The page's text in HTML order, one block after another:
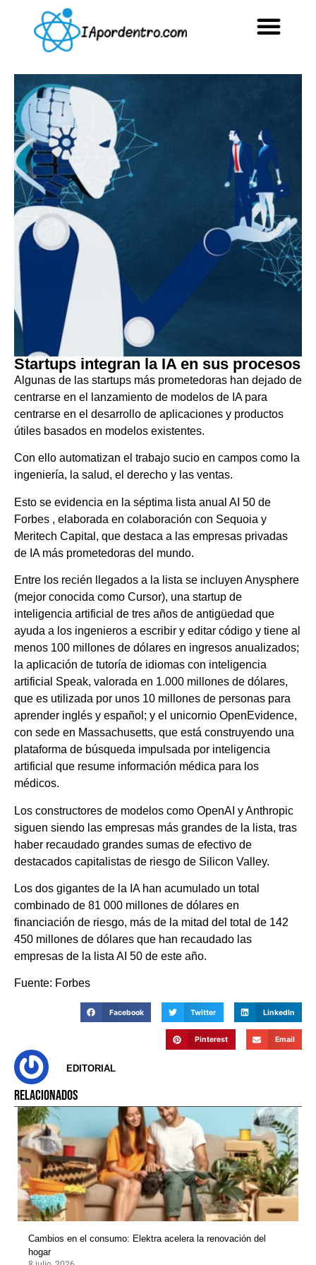
Startups integran la IA en sus procesos
Algunas de las startups más prometedoras han dejado de
centrarse en el lanzamiento de modelos de IA para
centrarse en el desarrollo de aplicaciones y productos
útiles basados ​​en modelos existentes.
Con ello automatizan el trabajo sucio en campos como la
ingeniería, la salud, el derecho y las ventas.
Esto se evidencia en la séptima lista anual AI 50 de
Forbes , elaborada en colaboración con Sequoia y
Meritech Capital, que destaca a las empresas privadas
de IA más prometedoras del mundo.
Entre los recién llegados a la lista se incluyen Anysphere
(mejor conocida como Cursor), una startup de
inteligencia artificial de tres años de antigüedad que
ayuda a los ingenieros a escribir y editar código y tiene al
menos 100 millones de dólares en ingresos anualizados;
la aplicación de tutoría de idiomas con inteligencia
artificial Speak, valorada en 1.000 millones de dólares,
que es utilizada por unos 10 millones de personas para
aprender inglés y español; y el unicornio OpenEvidence,
con sede en Massachusetts, que está construyendo una
plataforma de búsqueda impulsada por inteligencia
artificial que resume información médica para los
médicos.
Los constructores de modelos como OpenAI y Anthropic
siguen siendo las empresas más grandes de la lista, tras
haber recaudado grandes sumas de efectivo de
destacados capitalistas de riesgo de Silicon Valley.
Los dos gigantes de la IA han acumulado un total
combinado de 81 000 millones de dólares en
financiación de riesgo, más de la mitad del total de 142
450 millones de dólares que han recaudado las
empresas de la lista AI 50 de este año.
Fuente: Forbes
Facebook Twitter LinkedIn
Pinterest Email
EDITORIAL
RELACIONADOS
Cambios en el consumo: Elektra acelera la renovación del
hogar